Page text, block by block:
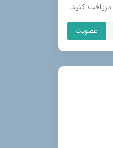
کنید.
عضویت